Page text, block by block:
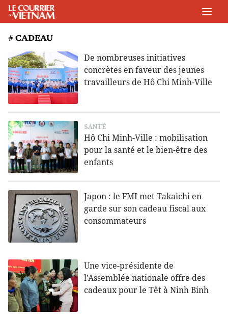
# CADEAU
De nombreuses initiatives
concrètes en faveur des jeunes
travailleurs de Hô Chi Minh-Ville
SANTÉ
Hô Chi Minh-Ville : mobilisation
pour la santé et le bien-être des
enfants
Japon : le FMI met Takaichi en
garde sur son cadeau fiscal aux
consommateurs
Une vice-présidente de
l'Assemblée nationale offre des
cadeaux pour le Têt à Ninh Binh